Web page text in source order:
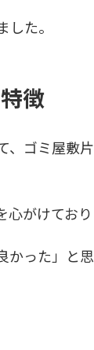
た。
徴
、ゴミ屋敷
がけており
かった」と